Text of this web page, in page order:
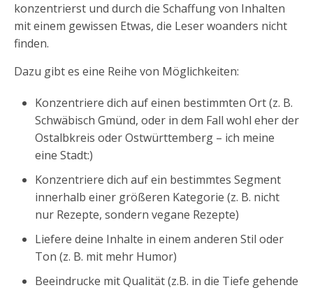
konzentrierst und durch die Schaffung von Inhalten
mit einem gewissen Etwas, die Leser woanders nicht
finden.
Dazu gibt es eine Reihe von Möglichkeiten:
Konzentriere dich auf einen bestimmten Ort (z. B.
Schwäbisch Gmünd, oder in dem Fall wohl eher der
Ostalbkreis oder Ostwürttemberg – ich meine
eine Stadt:)
Konzentriere dich auf ein bestimmtes Segment
innerhalb einer größeren Kategorie (z. B. nicht
nur Rezepte, sondern vegane Rezepte)
Liefere deine Inhalte in einem anderen Stil oder
Ton (z. B. mit mehr Humor)
Beeindrucke mit Qualität (z.B. in die Tiefe gehende